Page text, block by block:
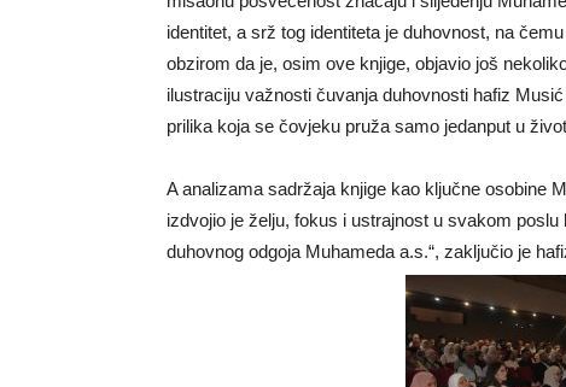
identitet, a srž tog identiteta je duhovnost, na
obzirom da je, osim ove knjige, objavio još
ilustraciju važnosti čuvanja duhovnosti hafiz
prilika koja se čovjeku pruža samo jedanput u
A analizama sadržaja knjige kao ključne osobine
izdvojio je želju, fokus i ustrajnost u svakom
duhovnog odgoja Muhameda a.s.“, zaključio je